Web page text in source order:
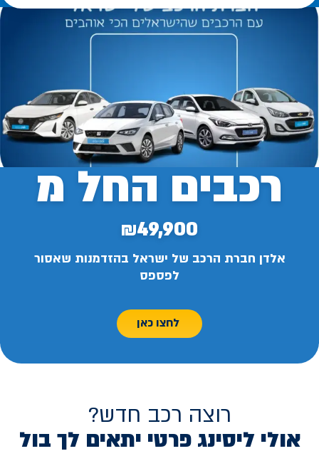
רכבים החל מ
₪49,900
אלדן חברת הרכב של ישראל בהזדמנות שאסור
לפספס
לחצו כאן
רוצה רכב חדש?
אולי ליסינג פרטי יתאים לך בול